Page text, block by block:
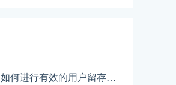
如何进行有效的用户留存分析？